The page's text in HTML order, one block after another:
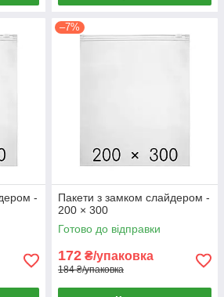
-
–7%
Пакети з замком слайдером -
200 × 300
Готово до відправки
172 ₴/упаковка
184 ₴/упаковка